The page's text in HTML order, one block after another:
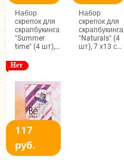
Набор
скрепок для
скрапбукинга
"Summer
time" (4 шт), 7
1499531
Набор
скрепок для
скрапбукинга
"Naturals" (4
шт), 7 х13 см
117
руб.